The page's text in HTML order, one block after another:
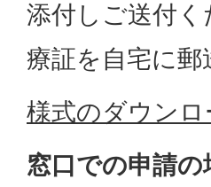
添付しご送付
療証を自宅に郵
様式のダウン
窓口での申請の